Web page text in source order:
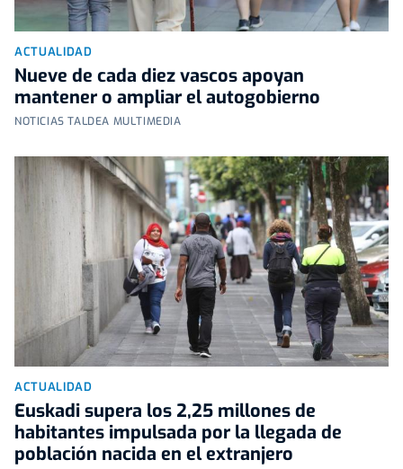
ACTUALIDAD
Nueve de cada diez vascos apoyan
mantener o ampliar el autogobierno
NOTICIAS TALDEA MULTIMEDIA
ACTUALIDAD
Euskadi supera los 2,25 millones de
habitantes impulsada por la llegada de
población nacida en el extranjero